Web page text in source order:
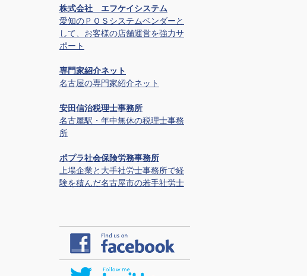
株式会社 エフケイシステム
愛知のＰＯＳシステムベンダーと
して、お客様の店舗運営を強力サ
ポート
専門家紹介ネット
名古屋の専門家紹介ネット
安田信治税理士事務所
名古屋駅・年中無休の税理士事務
所
ポプラ社会保険労務事務所
上場企業と大手社労士事務所で経
験を積んだ名古屋市の若手社労士